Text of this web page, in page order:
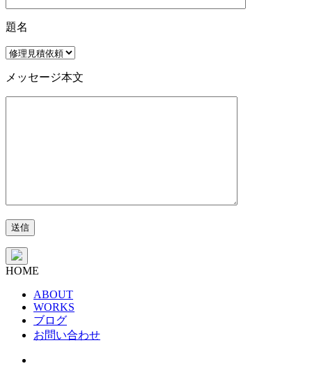
題名
メッセージ本文
HOME
ABOUT
WORKS
ブログ
お問い合わせ